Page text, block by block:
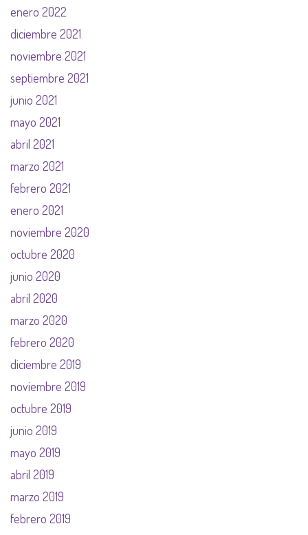
enero 2022
diciembre 2021
noviembre 2021
septiembre 2021
junio 2021
mayo 2021
abril 2021
marzo 2021
febrero 2021
enero 2021
noviembre 2020
octubre 2020
junio 2020
abril 2020
marzo 2020
febrero 2020
diciembre 2019
noviembre 2019
octubre 2019
junio 2019
mayo 2019
abril 2019
marzo 2019
febrero 2019